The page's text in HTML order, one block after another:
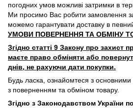
погодних умов можливі затримки в
Ми просимо Вас робити замовлення
можемо гарантувати доставку в
УМОВИ ПОВЕРНЕННЯ ТА ОБМІНУ
Згідно статті 9 Закону про захист
маєте право обміняти або
днів, не рахуючи дати покупки.
Будь ласка, ознайомтеся з
з поверненням та обміном товару.
Згідно з Законодавством України